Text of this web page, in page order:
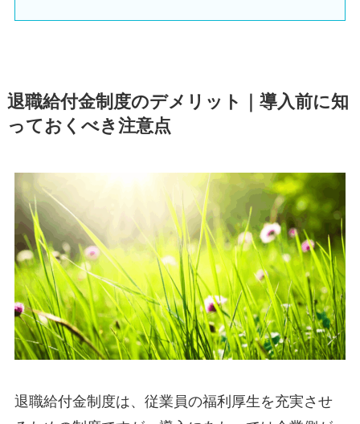
退職給付金制度のデメリット｜導入前に知
っておくべき注意点
退職給付金制度は、従業員の福利厚生を充実させ